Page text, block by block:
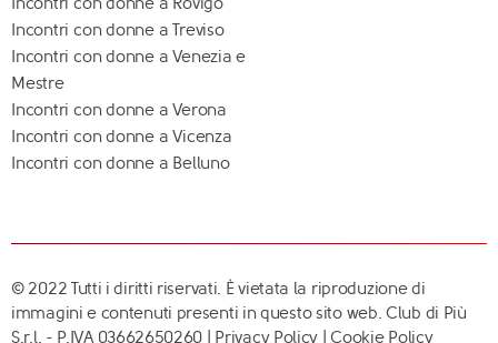
Incontri con donne a Treviso
Incontri con donne a Venezia e
Mestre
Incontri con donne a Verona
Incontri con donne a Vicenza
Incontri con donne a Belluno
© 2022 Tutti i diritti riservati. È vietata la riproduzione di
immagini e contenuti presenti in questo sito web. Club di Più
S.r.l. - P.IVA 03662650260 | Privacy Policy |Cookie Policy